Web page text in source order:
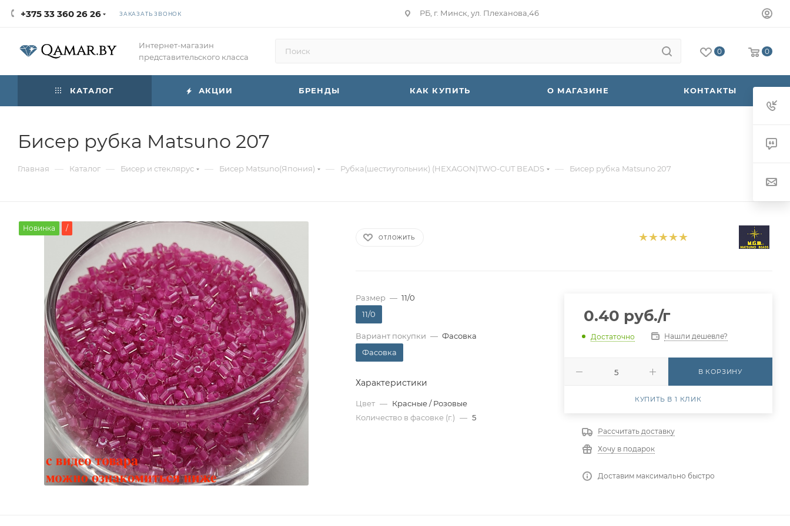
+375 33 360 26 26 ЗАКАЗАТЬ ЗВОНОК РБ, г. Минск, ул. Плеханова,46
Интернет-магазин
представительского класса
0 0
КАТАЛОГ АКЦИИ БРЕНДЫ КАК КУПИТЬ О МАГАЗИНЕ КОНТАКТЫ
Бисер рубка Matsuno 207
Главная — Каталог — Бисер и стеклярус — Бисер Matsuno(Япония) — Рубка(шестиугольник) (HEXAGON)TWO-CUT BEADS — Бисер рубка Matsuno 207
Новинка /
ОТЛОЖИТЬ
Размер — 11/0
11/0
Вариант покупки — Фасовка
Фасовка
Характеристики
Цвет — Красные / Розовые
Количество в фасовке (г.) — 5
0.40 руб./г
Достаточно Нашли дешевле?
В КОРЗИНУ
КУПИТЬ В 1 КЛИК
Рассчитать доставку
Хочу в подарок
Доставим максимально быстро